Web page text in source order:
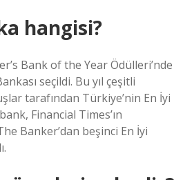
hangisi?
Bank of the Year Ödülleri’nde
seçildi. Bu yıl çeşitli
tarafından Türkiye’nin En İyi
Financial Times’ın
Banker’dan beşinci En İyi